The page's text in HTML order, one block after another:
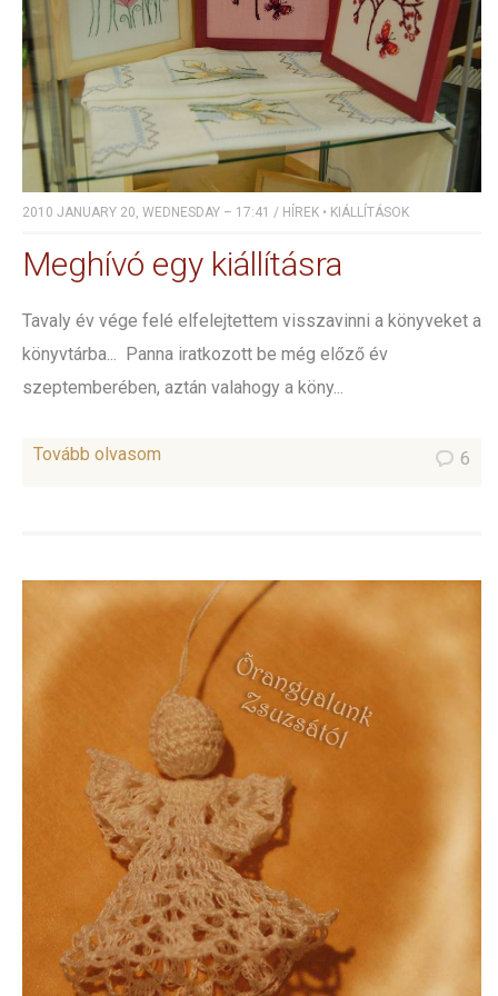
2010 JANUARY 20, WEDNESDAY – 17:41 / HÍREK • KIÁLLÍTÁSOK
Meghívó egy kiállításra
Tavaly év vége felé elfelejtettem visszavinni a könyveket a
könyvtárba... Panna iratkozott be még előző év
szeptemberében, aztán valahogy a köny...
Tovább olvasom 6